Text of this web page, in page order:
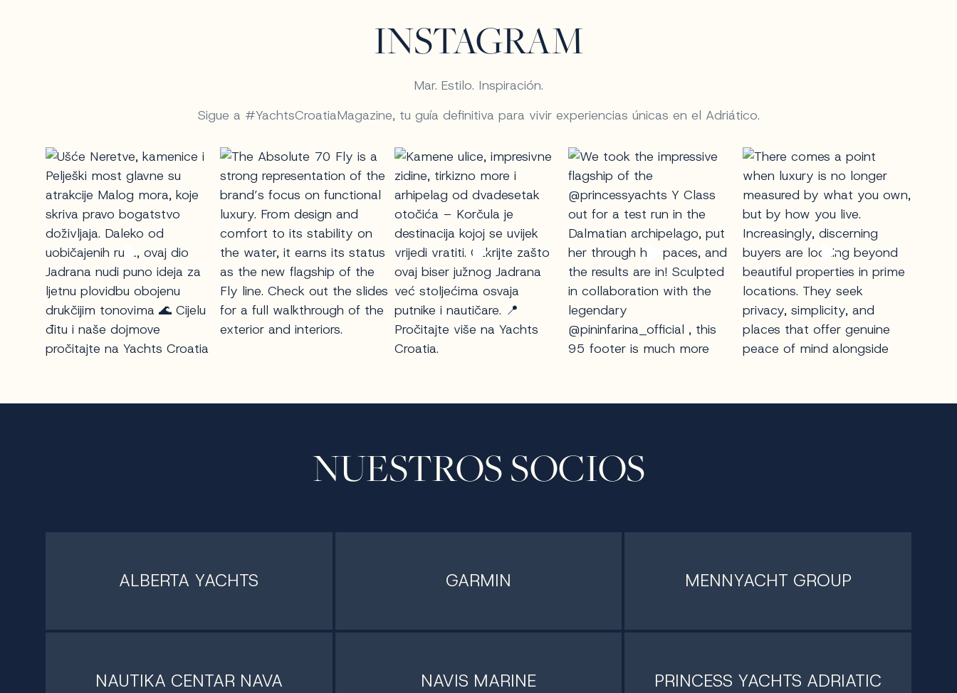
INSTAGRAM
Mar. Estilo. Inspiración.
Sigue a #YachtsCroatiaMagazine, tu guía definitiva para vivir experiencias únicas en el Adriático.
NUESTROS SOCIOS
ALBERTA YACHTS GARMIN MENNYACHT GROUP
NAUTIKA CENTAR NAVA NAVIS MARINE PRINCESS YACHTS ADRIATIC